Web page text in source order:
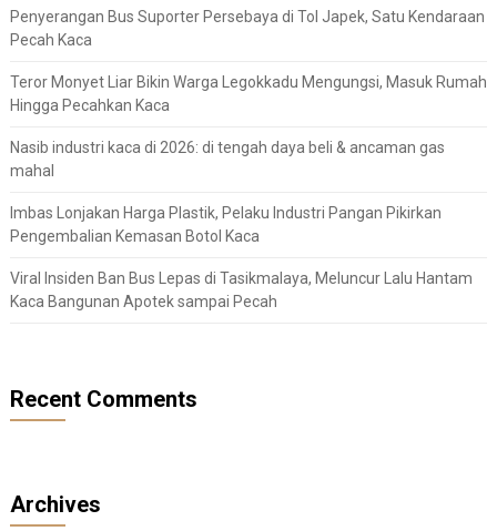
Penyerangan Bus Suporter Persebaya di Tol Japek, Satu Kendaraan
Pecah Kaca
Teror Monyet Liar Bikin Warga Legokkadu Mengungsi, Masuk Rumah
Hingga Pecahkan Kaca
Nasib industri kaca di 2026: di tengah daya beli & ancaman gas
mahal
Imbas Lonjakan Harga Plastik, Pelaku Industri Pangan Pikirkan
Pengembalian Kemasan Botol Kaca
Viral Insiden Ban Bus Lepas di Tasikmalaya, Meluncur Lalu Hantam
Kaca Bangunan Apotek sampai Pecah
Recent Comments
Archives